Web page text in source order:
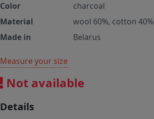
Color
charcoal
Material
wool 60%, cotton 40%
Made in
Belarus
Measure your size
Not available
Details